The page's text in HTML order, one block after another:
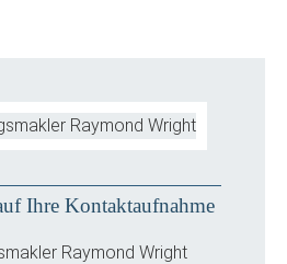
Ihre Kontaktaufnahme
Raymond Wright